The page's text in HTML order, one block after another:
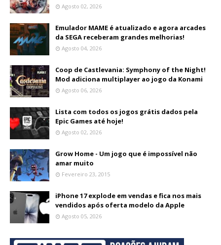
Agosto 02, 2026
Emulador MAME é atualizado e agora arcades
da SEGA receberam grandes melhorias!
Agosto 04, 2026
Coop de Castlevania: Symphony of the Night!
Mod adiciona multiplayer ao jogo da Konami
Agosto 06, 2026
Lista com todos os jogos grátis dados pela
Epic Games até hoje!
Agosto 02, 2026
Grow Home - Um jogo que é impossível não
amar muito
Fevereiro 23, 2015
iPhone 17 explode em vendas e fica nos mais
vendidos após oferta modelo da Apple
Agosto 05, 2026